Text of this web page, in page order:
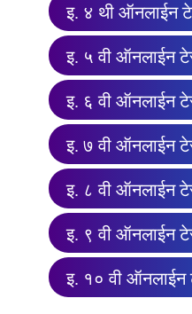
इ. ४ थी ऑनलाईन
इ. ५ वी ऑनलाईन
इ. ६ वी ऑनलाईन
इ. ७ वी ऑनलाईन
इ. ८ वी ऑनलाईन
इ. ९ वी ऑनलाईन
इ. १० वी ऑनलाईन